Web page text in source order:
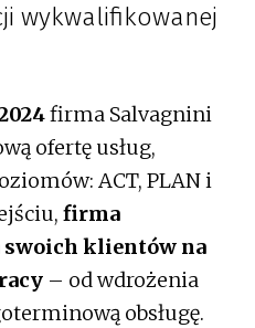
wykwalifikowanej
firma Salvagnini
ofertę usług,
ACT, PLAN i
firma
klientów na
– od wdrożenia
obsługę.